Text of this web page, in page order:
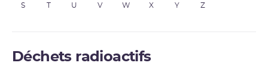
S U V W X Y Z
Déchets radioactifs